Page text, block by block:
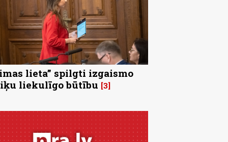
lieta” spilgti izgaismo
liekulīgo būtību 3